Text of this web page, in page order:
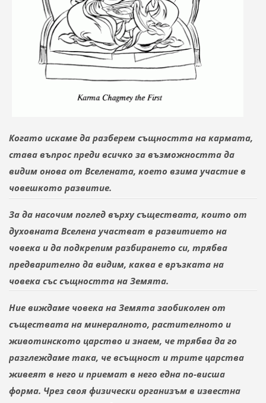
Когато искаме да разберем същността на кармата,
става въпроспреди всичко за възможността да
видим оноваот Вселената, което взима участие в
човешкото развитие.
За да насочим поглед върху съществата, които от
духовната Вселена участват в развитието на
човека и да подкрепим разбирането си, трябва
предварително да видим, каква е връзката на
човека със същността на Земята.
Ние виждаме човека на Земята заобиколен от
съществата на минералното, растителното и
животинското царство и знаем, че трябва да го
разглеждаме така, че всъщност и трите царства
живеят в него и приемат в него една по-висша
форма. Чрез своя физически организъм в известна